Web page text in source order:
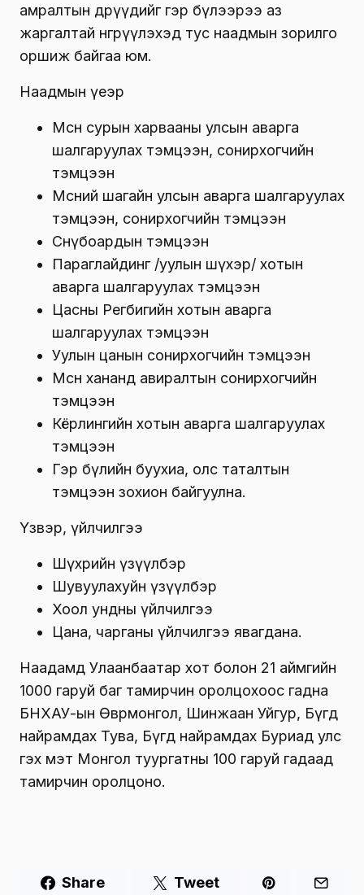
амралтын өдрүүдийг гэр бүлээрээ аз
жаргалтай өнгөрүүлэхэд тус наадмын зорилго
оршиж байгаа юм.
Наадмын үеэр
Мөсөн сурын харвааны улсын аварга
шалгаруулах тэмцээн, сонирхогчийн
тэмцээн
Мөсний шагайн улсын аварга шалгаруулах
тэмцээн, сонирхогчийн тэмцээн
Снөүбоардын тэмцээн
Параглайдинг /уулын шүхэр/ хотын
аварга шалгаруулах тэмцээн
Цасны Регбигийн хотын аварга
шалгаруулах тэмцээн
Уулын цанын сонирхогчийн тэмцээн
Мөсөн хананд авиралтын сонирхогчийн
тэмцээн
Кёрлингийн хотын аварга шалгаруулах
тэмцээн
Гэр бүлийн буухиа, олс таталтын
тэмцээн зохион байгуулна.
Үзвэр, үйлчилгээ
Шүхрийн үзүүлбэр
Шувуулахуйн үзүүлбэр
Хоол ундны үйлчилгээ
Цана, чарганы үйлчилгээ явагдана.
Наадамд Улаанбаатар хот болон 21 аймгийн
1000 гаруй баг тамирчин оролцохоос гадна
БНХАУ-ын Өвөрмонгол, Шинжаан Уйгур, Бүгд
найрамдах Тува, Бүгд найрамдах Буриад улс
гэх мэт Монгол туургатны 100 гаруй гадаад
тамирчин оролцоно.
Share Tweet